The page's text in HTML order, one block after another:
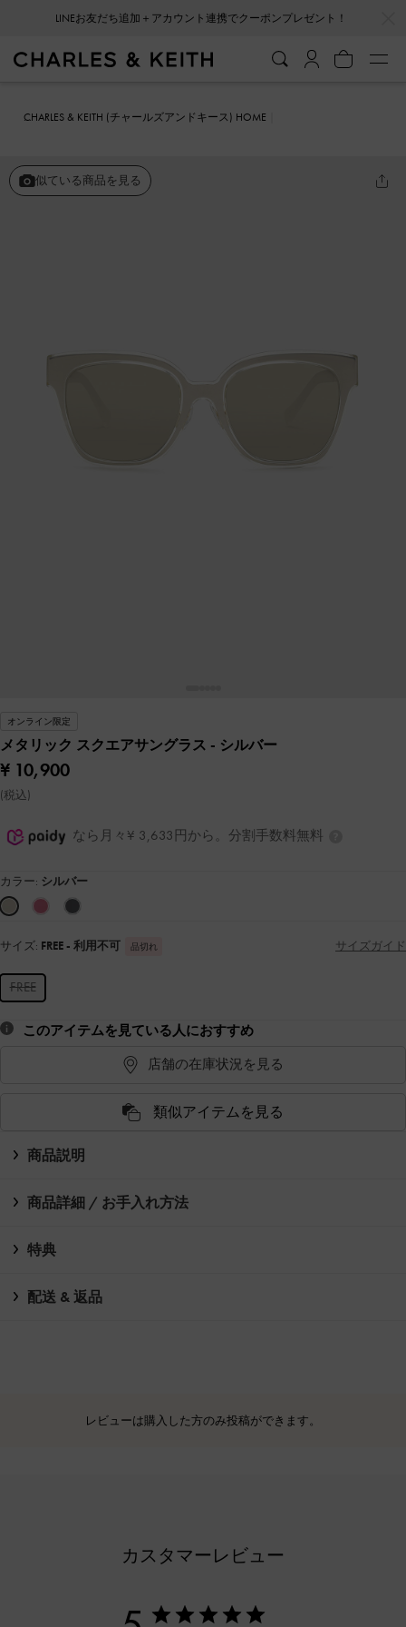
LINEお友だち追加＋アカウント連携でクーポンプレゼント！
CHARLES & KEITH (チャールズアンドキース) HOME
似ている商品を見る
オンライン限定
メタリック スクエアサングラス - シルバー
¥ 10,900
(税込)
なら月々¥ 3,633円から。分割手数料無料
カラー: シルバー
サイズ: FREE - 利用不可 品切れ サイズガイド
FREE
このアイテムを見ている人におすすめ
店舗の在庫状況を見る
類似アイテムを見る
商品説明
商品詳細 / お手入れ方法
特典
配送 & 返品
レビューは購入した方のみ投稿ができます。
カスタマーレビュー